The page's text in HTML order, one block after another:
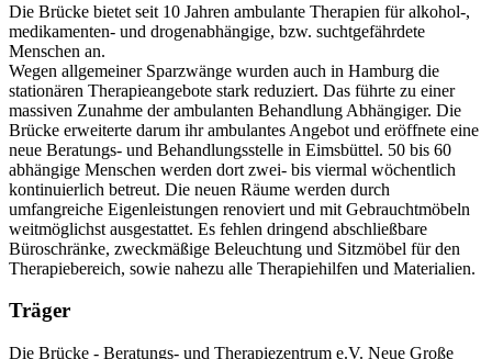
Die Brücke bietet seit 10 Jahren ambulante Therapien für alkohol-,
medikamenten- und drogenabhängige, bzw. suchtgefährdete
Menschen an.
Wegen allgemeiner Sparzwänge wurden auch in Hamburg die
stationären Therapieangebote stark reduziert. Das führte zu einer
massiven Zunahme der ambulanten Behandlung Abhängiger. Die
Brücke erweiterte darum ihr ambulantes Angebot und eröffnete eine
neue Beratungs- und Behandlungsstelle in Eimsbüttel. 50 bis 60
abhängige Menschen werden dort zwei- bis viermal wöchentlich
kontinuierlich betreut. Die neuen Räume werden durch
umfangreiche Eigenleistungen renoviert und mit Gebrauchtmöbeln
weitmöglichst ausgestattet. Es fehlen dringend abschließbare
Büroschränke, zweckmäßige Beleuchtung und Sitzmöbel für den
Therapiebereich, sowie nahezu alle Therapiehilfen und Materialien.
Träger
Die Brücke - Beratungs- und Therapiezentrum e.V. Neue Große